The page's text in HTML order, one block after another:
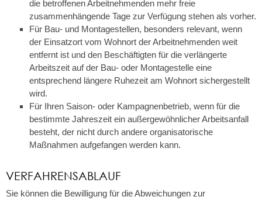
die betroffenen Arbeitnehmenden mehr freie
zusammenhängende Tage zur Verfügung stehen als vorher.
Für Bau- und Montagestellen, besonders relevant, wenn
der Einsatzort vom Wohnort der Arbeitnehmenden weit
entfernt ist und den Beschäftigten für die verlängerte
Arbeitszeit auf der Bau- oder Montagestelle eine
entsprechend längere Ruhezeit am Wohnort sichergestellt
wird.
Für Ihren Saison- oder Kampagnenbetrieb, wenn für die
bestimmte Jahreszeit ein außergewöhnlicher Arbeitsanfall
besteht, der nicht durch andere organisatorische
Maßnahmen aufgefangen werden kann.
VERFAHRENSABLAUF
Sie können die Bewilligung für die Abweichungen zur